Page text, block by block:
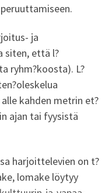
ja
että l?
ryhm?koosta). L?
kahden metrin et?
ajan tai fyysistä
harjoittelevien on t?
lomake löytyy